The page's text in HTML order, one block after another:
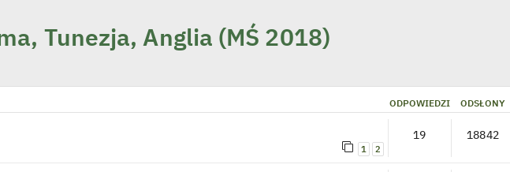
Tunezja, Anglia (MŚ 2018)
ODPOWIEDZI ODSŁONY
1 2
19 18842